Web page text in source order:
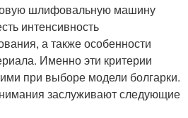
шлифовальную машину
интенсивность
а также особенности
Именно эти критерии
при выборе модели болгарки.
заслуживают следующие